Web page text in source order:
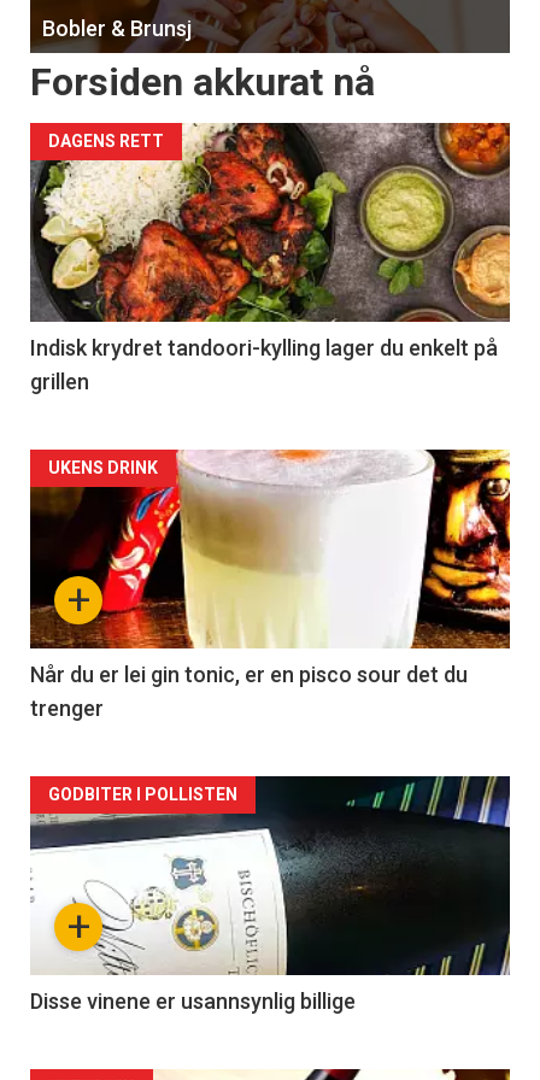
Bobler & Brunsj
Forsiden akkurat nå
DAGENS RETT
Indisk krydret tandoori-kylling lager du enkelt på
grillen
Forsiden
akkurat
nå
-
2
+
UKENS DRINK
Når du er lei gin tonic, er en pisco sour det du
trenger
Forsiden
akkurat
nå
3
+
GODBITER I POLLISTEN
Disse vinene er usannsynlig billige